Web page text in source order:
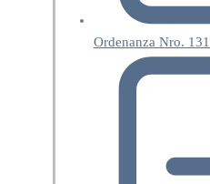
Ordenanza Nro. 131